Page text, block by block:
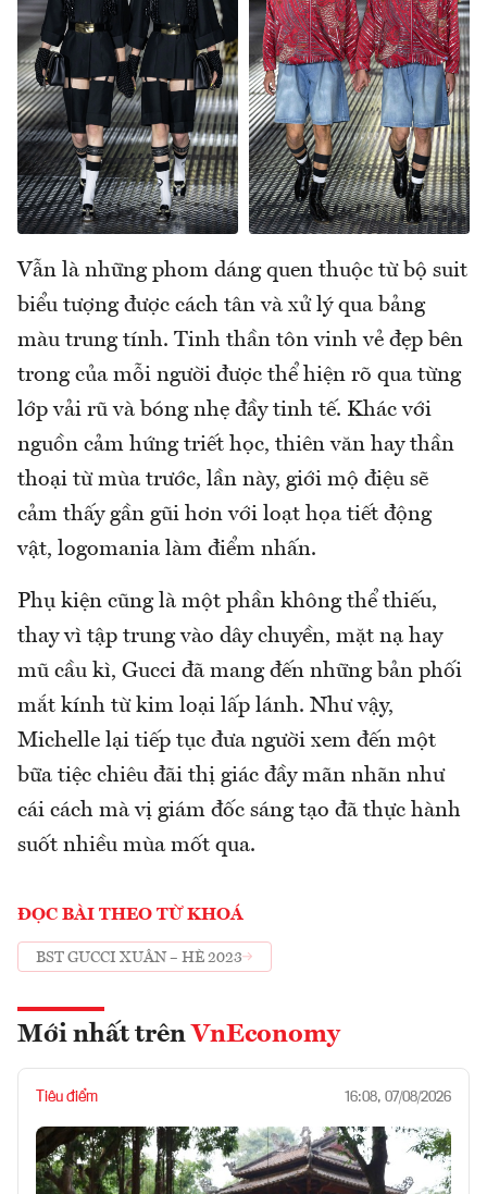
Vẫn là những phom dáng quen thuộc từ bộ suit
biểu tượng được cách tân và xử lý qua bảng
màu trung tính. Tinh thần tôn vinh vẻ đẹp bên
trong của mỗi người được thể hiện rõ qua từng
lớp vải rũ và bóng nhẹ đầy tinh tế. Khác với
nguồn cảm hứng triết học, thiên văn hay thần
thoại từ mùa trước, lần này, giới mộ điệu sẽ
cảm thấy gần gũi hơn với loạt họa tiết động
vật, logomania làm điểm nhấn.
Phụ kiện cũng là một phần không thể thiếu,
thay vì tập trung vào dây chuyền, mặt nạ hay
mũ cầu kì, Gucci đã mang đến những bản phối
mắt kính từ kim loại lấp lánh. Như vậy,
Michelle lại tiếp tục đưa người xem đến một
bữa tiệc chiêu đãi thị giác đầy mãn nhãn như
cái cách mà vị giám đốc sáng tạo đã thực hành
suốt nhiều mùa mốt qua.
ĐỌC BÀI THEO TỪ KHOÁ
BST GUCCI XUÂN – HÈ 2023
Mới nhất trên VnEconomy
Tiêu điểm 16:08, 07/08/2026